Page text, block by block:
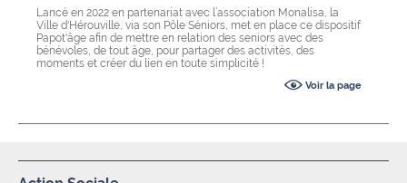
Lancé en 2022 en partenariat avec l’association Monalisa, la
Ville d'Hérouville, via son Pôle Séniors, met en place ce dispositif
Papot'âge afin de mettre en relation des seniors avec des
bénévoles, de tout âge, pour partager des activités, des
moments et créer du lien en toute simplicité !
Voir la page